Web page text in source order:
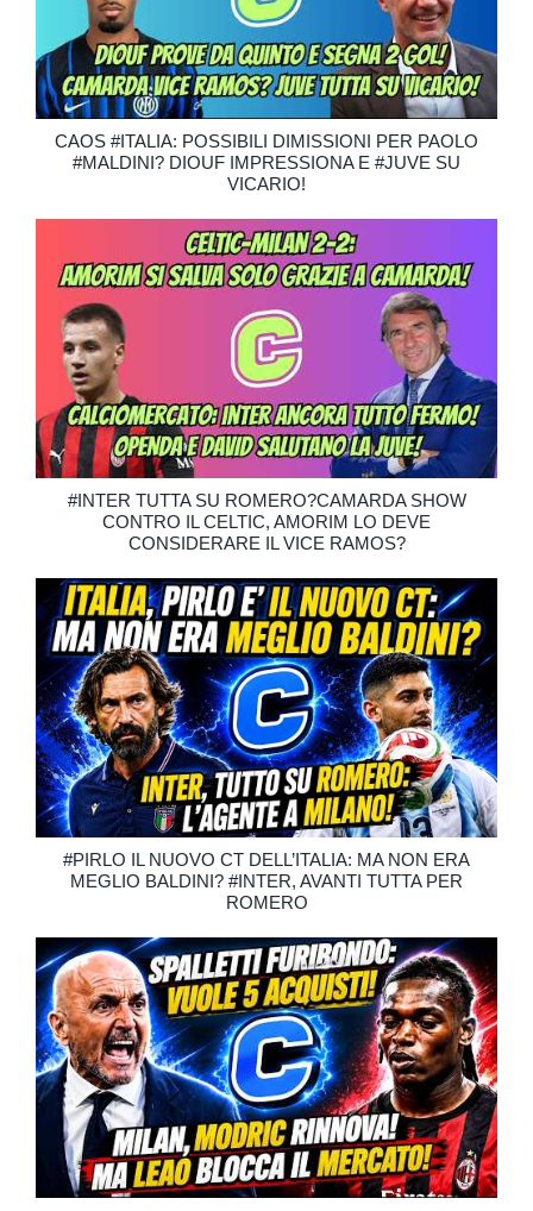
CAOS #ITALIA: POSSIBILI DIMISSIONI PER PAOLO
#MALDINI? DIOUF IMPRESSIONA E #JUVE SU
VICARIO!
#INTER TUTTA SU ROMERO?CAMARDA SHOW
CONTRO IL CELTIC, AMORIM LO DEVE
CONSIDERARE IL VICE RAMOS?
#PIRLO IL NUOVO CT DELL’ITALIA: MA NON ERA
MEGLIO BALDINI? #INTER, AVANTI TUTTA PER
ROMERO